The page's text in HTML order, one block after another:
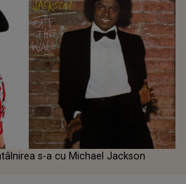
s-a cu Michael Jackson